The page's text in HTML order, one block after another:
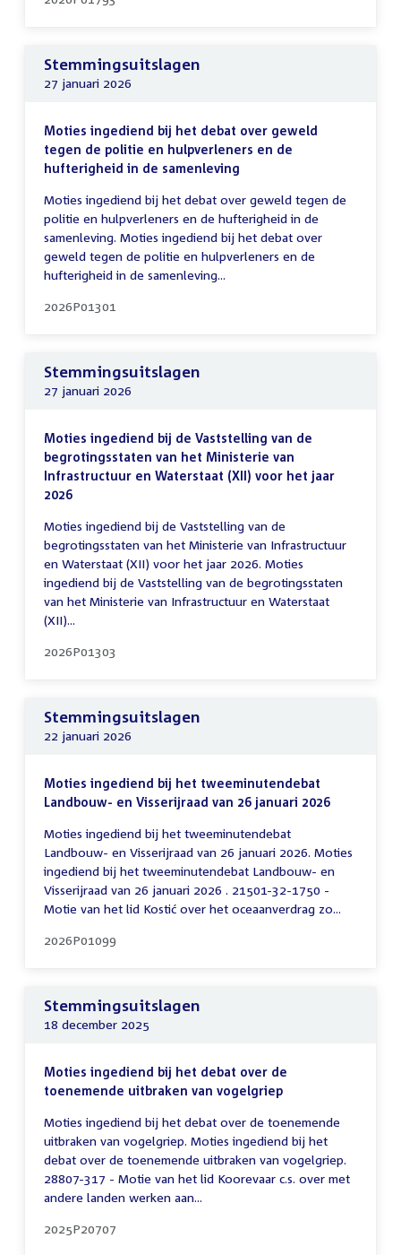
Stemmingsuitslagen
27 januari 2026
Moties ingediend bij het debat over geweld
tegen de politie en hulpverleners en de
hufterigheid in de samenleving
Moties ingediend bij het debat over geweld tegen de
politie en hulpverleners en de hufterigheid in de
samenleving. Moties ingediend bij het debat over
geweld tegen de politie en hulpverleners en de
hufterigheid in de samenleving...
2026P01301
Stemmingsuitslagen
27 januari 2026
Moties ingediend bij de Vaststelling van de
begrotingsstaten van het Ministerie van
Infrastructuur en Waterstaat (XII) voor het jaar
2026
Moties ingediend bij de Vaststelling van de
begrotingsstaten van het Ministerie van Infrastructuur
en Waterstaat (XII) voor het jaar 2026. Moties
ingediend bij de Vaststelling van de begrotingsstaten
van het Ministerie van Infrastructuur en Waterstaat
(XII)...
2026P01303
Stemmingsuitslagen
22 januari 2026
Moties ingediend bij het tweeminutendebat
Landbouw- en Visserijraad van 26 januari 2026
Moties ingediend bij het tweeminutendebat
Landbouw- en Visserijraad van 26 januari 2026. Moties
ingediend bij het tweeminutendebat Landbouw- en
Visserijraad van 26 januari 2026 . 21501-32-1750 -
Motie van het lid Kostić over het oceaanverdrag zo...
2026P01099
Stemmingsuitslagen
18 december 2025
Moties ingediend bij het debat over de
toenemende uitbraken van vogelgriep
Moties ingediend bij het debat over de toenemende
uitbraken van vogelgriep. Moties ingediend bij het
debat over de toenemende uitbraken van vogelgriep.
28807-317 - Motie van het lid Koorevaar c.s. over met
andere landen werken aan...
2025P20707